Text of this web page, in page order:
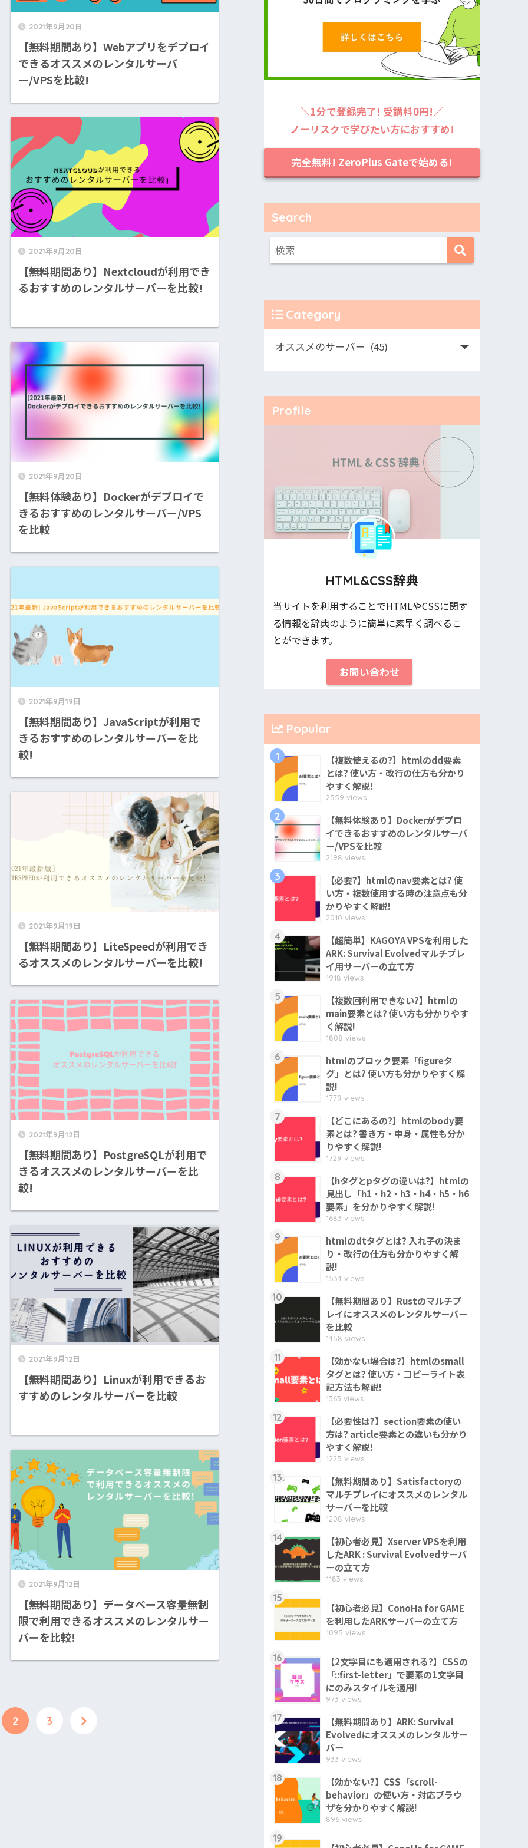
2021年9月20日
【無料期間あり】Webアプリをデプロイ
できるオススメのレンタルサーバ
ー/VPSを比較!
2021年9月20日
【無料期間あり】Nextcloudが利用でき
るおすすめのレンタルサーバーを比較!
2021年9月20日
【無料体験あり】Dockerがデプロイで
きるおすすめのレンタルサーバー/VPS
を比較
2021年9月19日
【無料期間あり】JavaScriptが利用で
きるおすすめのレンタルサーバーを比
較!
2021年9月19日
【無料期間あり】LiteSpeedが利用でき
るオススメのレンタルサーバーを比較!
2021年9月12日
【無料期間あり】PostgreSQLが利用で
きるオススメのレンタルサーバーを比
較!
2021年9月12日
【無料期間あり】Linuxが利用できるお
すすめのレンタルサーバーを比較
2021年9月12日
【無料期間あり】データベース容量無制
限で利用できるオススメのレンタルサー
バーを比較!
2 3
＼1分で登録完了! 受講料0円!／
ノーリスクで学びたい方におすすめ!
完全無料! ZeroPlus Gateで始める!
Search
Category
Profile
HTML&CSS辞典
当サイトを利用することでHTMLやCSSに関す
る情報を辞典のように簡単に素早く調べるこ
とができます。
お問い合わせ
Popular
1
【複数使えるの?】htmlのdd要素
とは? 使い方・改行の仕方も分かり
やすく解説!
2559 views
2
【無料体験あり】Dockerがデプロ
イできるおすすめのレンタルサーバ
ー/VPSを比較
2198 views
3
【必要?】htmlのnav要素とは? 使
い方・複数使用する時の注意点も分
かりやすく解説!
2010 views
4
【超簡単】KAGOYA VPSを利用した
ARK: Survival Evolvedマルチプレ
イ用サーバーの立て方
1918 views
5
【複数回利用できない?】htmlの
main要素とは? 使い方も分かりやす
く解説!
1808 views
6
htmlのブロック要素「figureタ
グ」とは? 使い方も分かりやすく解
説!
1779 views
7
【どこにあるの?】htmlのbody要
素とは? 書き方・中身・属性も分か
りやすく解説!
1729 views
8
【hタグとpタグの違いは?】htmlの
見出し「h1・h2・h3・h4・h5・h6
要素」を分かりやすく解説!
1683 views
9
htmlのdtタグとは? 入れ子の決ま
り・改行の仕方も分かりやすく解
説!
1534 views
10
【無料期間あり】Rustのマルチプ
レイにオススメのレンタルサーバー
を比較
1458 views
11
【効かない場合は?】htmlのsmall
タグとは? 使い方・コピーライト表
記方法も解説!
1363 views
12
【必要性は?】section要素の使い
方は? article要素との違いも分かり
やすく解説!
1225 views
13
【無料期間あり】Satisfactoryの
マルチプレイにオススメのレンタル
サーバーを比較
1208 views
14
【初心者必見】Xserver VPSを利用
したARK : Survival Evolvedサーバ
ーの立て方
1183 views
15
【初心者必見】ConoHa for GAME
を利用したARKサーバーの立て方
1095 views
16
【2文字目にも適用される?】CSSの
「::first-letter」で要素の1文字目
にのみスタイルを適用!
973 views
17
【無料期間あり】ARK: Survival
Evolvedにオススメのレンタルサー
バー
933 views
18
【効かない?】CSS「scroll-
behavior」の使い方・対応ブラウ
ザを分かりやすく解説!
896 views
19